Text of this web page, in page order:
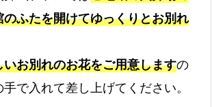
最大3日分まで無料です
お棺
故人様を収めるお棺です
書類手続き代行
ふたを開けてゆっくりとお別れ
いお別れのお花をご用意しますの
で入れて差し上げてください。